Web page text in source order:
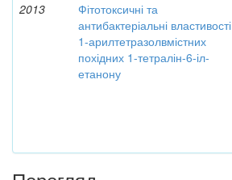
2013
Фітотоксичні та
антибактеріальні властивості
1-арилтетразолвмістних
похідних 1-тетралін-6-іл-
етанону